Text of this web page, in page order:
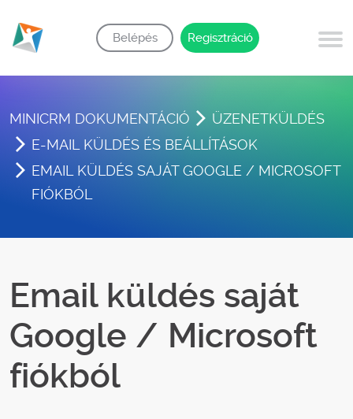
Belépés Regisztráció
MINICRM DOKUMENTÁCIÓ
ÜZENETKÜLDÉS
E-MAIL KÜLDÉS ÉS BEÁLLÍTÁSOK
EMAIL KÜLDÉS SAJÁT GOOGLE / MICROSOFT
FIÓKBÓL
Email küldés saját
Google / Microsoft
fiókból